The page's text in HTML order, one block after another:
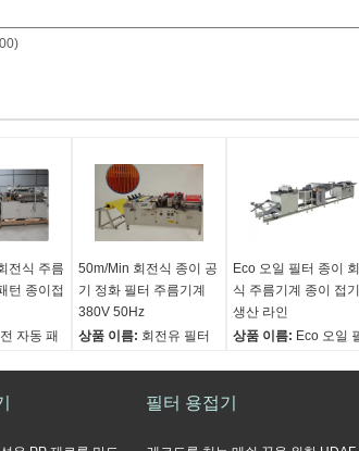
전식 주름
턴 종이접
자동 패
min
터
50m/Min 회전식 종이 공
기 정화 필터 주름기계
380V 50Hz
상품 이름: 회전유 필터
디자인 속도:50m/Min
용지 폭:
100mm-
Eco 오일 필터 종이
식 주름기계 종이 접기
생산 라인
상품 이름: Eco 오일
30~600mm
필터 용접기